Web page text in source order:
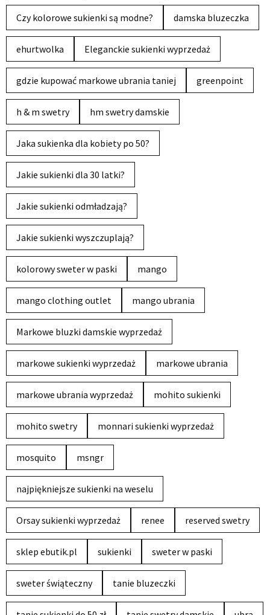
Czy kolorowe sukienki są modne? damska bluzeczka
ehurtwolka Eleganckie sukienki wyprzedaż
gdzie kupować markowe ubrania taniej greenpoint
h & m swetry hm swetry damskie
Jaka sukienka dla kobiety po 50?
Jakie sukienki dla 30 latki?
Jakie sukienki odmładzają?
Jakie sukienki wyszczuplają?
kolorowy sweter w paski mango
mango clothing outlet mango ubrania
Markowe bluzki damskie wyprzedaż
markowe sukienki wyprzedaż markowe ubrania
markowe ubrania wyprzedaż mohito sukienki
mohito swetry monnari sukienki wyprzedaż
mosquito msngr
najpiękniejsze sukienki na weselu
Orsay sukienki wyprzedaż renee reserved swetry
sklep ebutik.pl sukienki sweter w paski
sweter świąteczny tanie bluzeczki